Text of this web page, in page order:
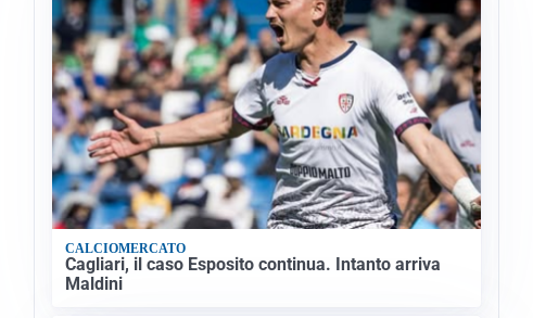
CALCIOMERCATO
Cagliari, il caso Esposito continua. Intanto arriva
Maldini